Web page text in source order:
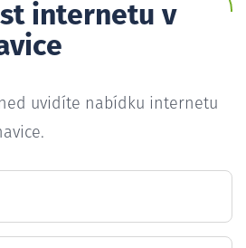
internetu v
uvidíte nabídku internetu